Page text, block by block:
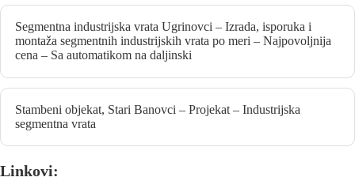
Segmentna industrijska vrata Ugrinovci – Izrada, isporuka i
montaža segmentnih industrijskih vrata po meri – Najpovoljnija
cena – Sa automatikom na daljinski
Stambeni objekat, Stari Banovci – Projekat – Industrijska
segmentna vrata
Linkovi: